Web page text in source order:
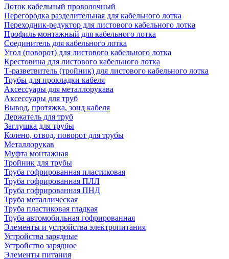
Лоток кабельный проволочный
Перегородка разделительная для кабельного лотка
Переходник-редуктор для листового кабельного лотка
Профиль монтажный для кабельного лотка
Соединитель для кабельного лотка
Угол (поворот) для листового кабельного лотка
Крестовина для листового кабельного лотка
Т-разветвитель (тройник) для листового кабельного лотка
Трубы для прокладки кабеля
Аксессуары для металлорукава
Аксессуары для труб
Вывод, протяжка, зонд кабеля
Держатель для труб
Заглушка для трубы
Колено, отвод, поворот для трубы
Металлорукав
Муфта монтажная
Тройник для трубы
Труба гофрированная пластиковая
Труба гофрированная ПЛЛ
Труба гофрированная ПНД
Труба металлическая
Труба пластиковая гладкая
Труба автомобильная гофрированная
Элементы и устройства электропитания
Устройства зарядные
Устройство зарядное
Элементы питания